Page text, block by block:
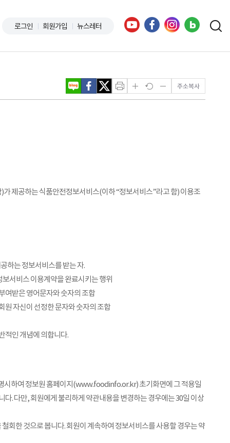
로그인 회원가입 뉴스레터
제공하는 식품안전정보서비스(이하 “정보서비스”라고 함) 이용조
하는 정보서비스를 받는 자.
보서비스 이용계약을 완료시키는 행위
여받은 영어문자와 숫자의 조합
원 자신이 선정한 문자와 숫자의 조합
적인 개념에 의합니다.
시하여 정보원 홈페이지(www.foodinfo.or.kr) 초기화면에 그 적용일
. 다만, 회원에게 불리하게 약관내용을 변경하는 경우에는 30일 이상
회한 것으로 봅니다. 회원이 계속하여 정보서비스를 사용할 경우는 약